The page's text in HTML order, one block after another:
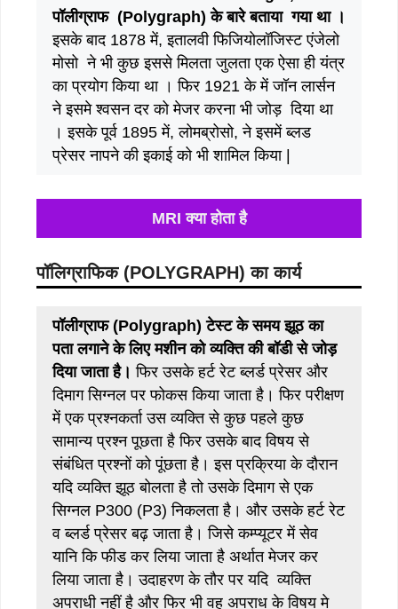
पॉलीग्राफ (Polygraph) के बारे बताया गया था ।
इसके बाद 1878 में, इतालवी फिजियोलॉजिस्ट एंजेलो
मोसो ने भी कुछ इससे मिलता जुलता एक ऐसा ही यंत्र
का प्रयोग किया था । फिर 1921 के में जॉन लार्सन
ने इसमे श्वसन दर को मेजर करना भी जोड़ दिया था
। इसके पूर्व 1895 में, लोमब्रोसो, ने इसमें ब्लड
प्रेसर नापने की इकाई को भी शामिल किया |
MRI क्या होता है
पॉलिग्राफिक (POLYGRAPH) का कार्य
पॉलीग्राफ (Polygraph) टेस्ट के समय झूठ का
पता लगाने के लिए मशीन को व्यक्ति की बॉडी से जोड़
दिया जाता है।फिर उसके हर्ट रेट ब्लर्ड प्रेसर और
दिमाग सिग्नल पर फोकस किया जाता है। फिर परीक्षण
में एक प्रश्नकर्ता उस व्यक्ति से कुछ पहले कुछ
सामान्य प्रश्न पूछता है फिर उसके बाद विषय से
संबंधित प्रश्नों को पूंछता है। इस प्रक्रिया के दौरान
यदि व्यक्ति झूठ बोलता है तो उसके दिमाग से एक
सिग्नल P300 (P3) निकलता है। और उसके हर्ट रेट
व ब्लर्ड प्रेसर बढ़ जाता है। जिसे ‌‌‌कम्प्यूटर में सेव
यानि कि फीड कर लिया जाता है अर्थात मेजर कर
लिया जाता है। उदाहरण के तौर पर यदि व्यक्ति
अपराधी नहीं है और फिर भी वह अपराध के विषय मे